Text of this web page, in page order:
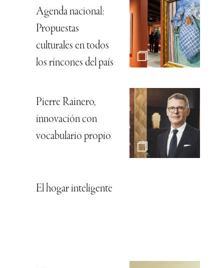
Agenda nacional:
Propuestas
culturales en todos
los rincones del país
Pierre Rainero,
innovación con
vocabulario propio
El hogar inteligente